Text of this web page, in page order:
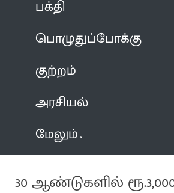
பக்தி
பொழுதுப்போக்கு
குற்றம்
அரசியல்
மேலும்
30 ஆண்டுகளில்